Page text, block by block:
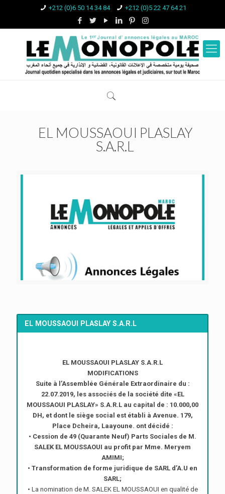
+212 (0)6 50 14 34 84 +212 (0)5 22 47 64 21
EL MOUSSAOUI PLASLAY
S.A.R.L
EL MOUSSAOUI PLASLAY S.A.R.L
EL MOUSSAOUI PLASLAY S.A.R.L
MODIFICATIONS
Suite à l’Assemblée Générale Extraordinaire du :
22.07.2019, les associés de la société dite «EL
MOUSSAOUI PLASLAY» S.A.R.L au capital de : 10.000,00
DH, et dont le siège social est établi à Avenue. 179,
Place Dcheira, Laayoune. ont décidé :
• Cession de 49 (Quarante Neuf) Parts Sociales de M.
SALEK EL MOUSSAOUI au profit par Mme. Meryem
AMIMI;
• Transformation de forme juridique de SARL d’A.U en
SARL;
• La nomination de M. SALEK EL MOUSSAOUI en qualité de